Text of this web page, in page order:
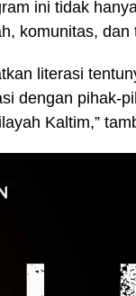
ini tidak
komunitas,
literasi
dengan pihak-
Kaltim,”